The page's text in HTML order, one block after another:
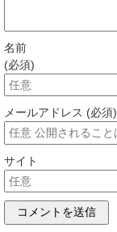
名前
(必須)
メールアドレス (必須)
サイト